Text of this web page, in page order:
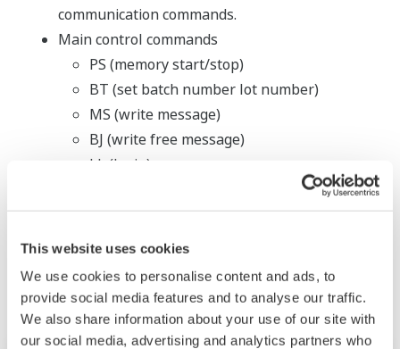
This website uses cookies
We use cookies to personalise content and ads, to
provide social media features and to analyse our traffic.
We also share information about your use of our site with
our social media, advertising and analytics partners who
communication commands.
Main control commands
PS (memory start/stop)
BT (set batch number lot number)
MS (write message)
BJ (write free message)
LL (login)
Related Industries